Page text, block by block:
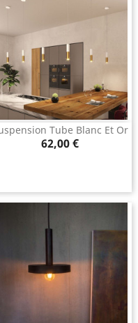
Tube Blanc Et Or
Prix
62,00 €